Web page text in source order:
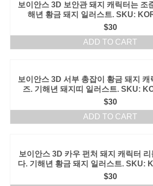
보이안스 3D 보안관 돼지 캐릭터는 조
해년 황금 돼지 일러스트. SKU:
$30
ADD TO CART
보이안스 3D 서부 총잡이 황금 돼지 캐
즈. 기해년 돼지띠 일러스트. SKU:
$30
ADD TO CART
보이안스 3D 카우 펀처 돼지 캐릭터
다. 기해년 황금 돼지 일러스트. SKU:
$30